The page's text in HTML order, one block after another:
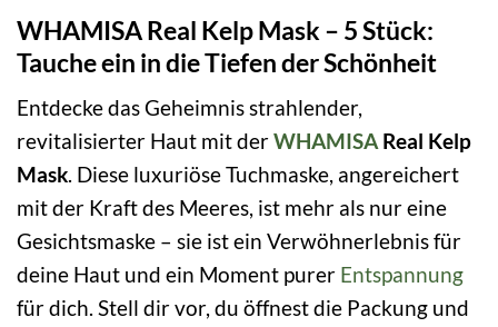
WHAMISA Real Kelp Mask – 5 Stück:
Tauche ein in die Tiefen der Schönheit
Entdecke das Geheimnis strahlender,
revitalisierter Haut mit derWHAMISA Real Kelp
Mask. Diese luxuriöse Tuchmaske, angereichert
mit der Kraft des Meeres, ist mehr als nur eine
Gesichtsmaske – sie ist ein Verwöhnerlebnis für
deine Haut und ein Moment purer Entspannung
für dich. Stell dir vor, du öffnest die Packung und